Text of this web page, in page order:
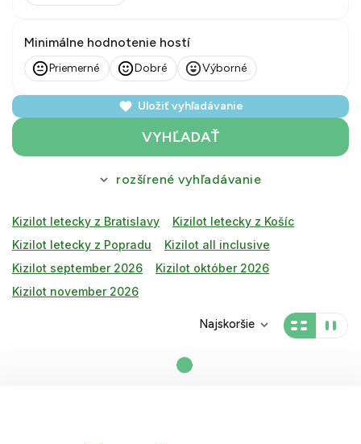
Minimálne hodnotenie hostí
Priemerné Dobré Výborné
Uložiť vyhľadávanie
VYHĽADAŤ
rozšírené vyhľadávanie
Kizilot letecky z Bratislavy
Kizilot letecky z Košíc
Kizilot letecky z Popradu
Kizilot all inclusive
Kizilot september 2026
Kizilot október 2026
Kizilot november 2026
Najskoršie